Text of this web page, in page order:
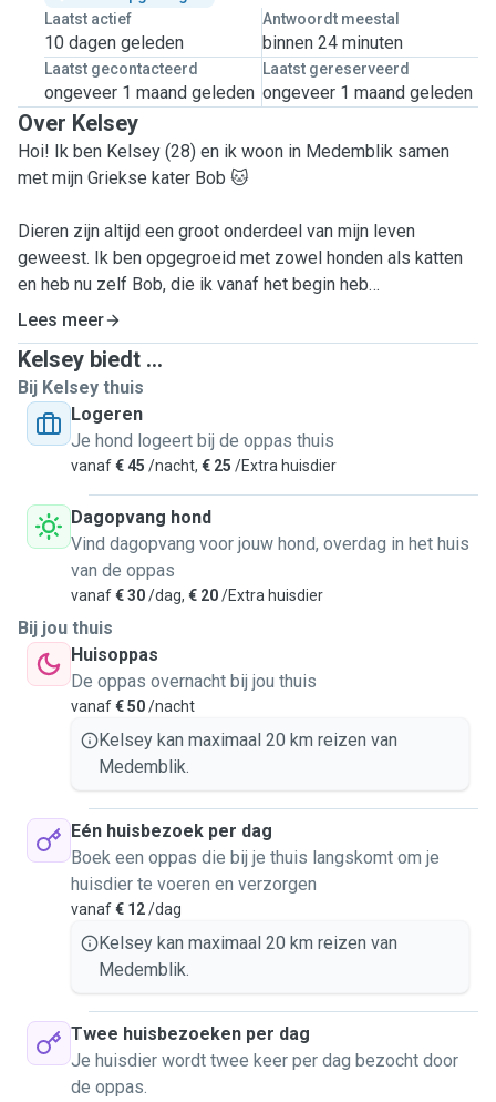
Laatst actief
10 dagen geleden
Antwoordt meestal
binnen 24 minuten
Laatst gecontacteerd
ongeveer 1 maand geleden
Laatst gereserveerd
ongeveer 1 maand geleden
Over Kelsey
Hoi! Ik ben Kelsey (28) en ik woon in Medemblik samen
met mijn Griekse kater Bob 🐱
Dieren zijn altijd een groot onderdeel van mijn leven
geweest. Ik ben opgegroeid met zowel honden als katten
en heb nu zelf Bob, die ik vanaf het begin heb
gesocialiseerd. Daardoor heb ik veel ervaring met
dierengedrag, geduld en vooral heel veel liefde voor dieren.
Ik werk in de GGZ en heb een flexibele baan waarbij ik (op
thuiswerkdagen) mijn pauzes zelf kan indelen. Dat betekent
dat ik makkelijk tijd kan maken voor een wandeling,
aandacht, spelen of gezelschap voor jouw hond of kat.
Wat bied ik aan?
🐾 Kattenoppas bij het baasje thuis
🐾 Kattenopvang bij mij thuis (in overleg, alleen voor langere
periodes van minimaal 3 dagen)
🐾 Honden uitlaten
🐾 Hondenopvang bij mij thuis óf bij het baasje thuis
🐾 Voor honden is een kort verblijf tot 24 uur mogelijk
Tijdens de opvang zorg ik voor een rustig en voorspelbaar
dagritme. Honden krijgen vaste uitlaatmomenten en
spelen en rust.
Ik pas mijn aanpak aan op het karakter van het dier: actieve
honden krijgen meer beweging, rustigere dieren extra
aandacht en rust. Nieuwe dieren worden rustig
geïntroduceerd en krijgen altijd een eigen veilige plek;
contact wordt nooit geforceerd.
uitgelaten, gevaarlijke spullen zijn buiten bereik, en dieren
worden alleen samengebracht als het veilig kan. Bij
noodgevallen kan ik naar de dierenarts gaan.
Lees meer
Kelsey biedt ...
Bij Kelsey thuis
Logeren
Je hond logeert bij de oppas thuis
vanaf€ 45 /nacht, € 25 /Extra huisdier
Dagopvang hond
Vind dagopvang voor jouw hond, overdag in het huis
van de oppas
vanaf€ 30/dag, € 20/Extra huisdier
Bij jou thuis
Huisoppas
De oppas overnacht bij jou thuis
vanaf€ 50/nacht
Kelsey kan maximaal 20 km reizen van
Medemblik.
Eén huisbezoek per dag
Boek een oppas die bij je thuis langskomt om je
huisdier te voeren en verzorgen
vanaf€ 12/dag
Kelsey kan maximaal 20 km reizen van
Medemblik.
Twee huisbezoeken per dag
Je huisdier wordt twee keer per dag bezocht door
de oppas.